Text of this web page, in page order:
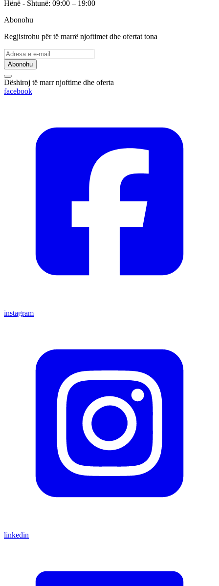
Hënë - Shtunë: 09:00 – 19:00
Abonohu
Regjistrohu për të marrë njoftimet dhe ofertat tona
Abonohu
Dëshiroj të marr njoftime dhe oferta
facebook
instagram
linkedin